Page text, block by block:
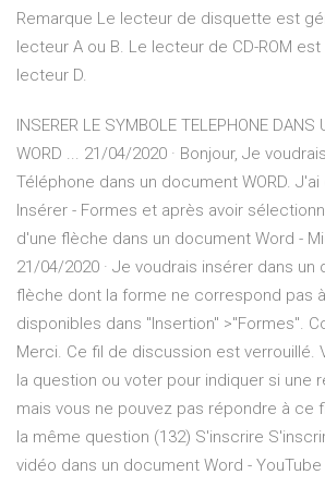
Remarque Le lecteur de disquette est
lecteur A ou B. Le lecteur de CD-ROM
lecteur D.
INSERER LE SYMBOLE TELEPHONE DANS
WORD ... 21/04/2020 · Bonjour, Je
Téléphone dans un document WORD.
Insérer - Formes et après avoir
d'une flèche dans un document Word -
21/04/2020 · Je voudrais insérer dans un
flèche dont la forme ne correspond pas
disponibles dans "Insertion" >"Formes".
Merci. Ce fil de discussion est verrouillé.
la question ou voter pour indiquer si une
mais vous ne pouvez pas répondre à ce
la même question (132) S'inscrire
vidéo dans un document Word - YouTube